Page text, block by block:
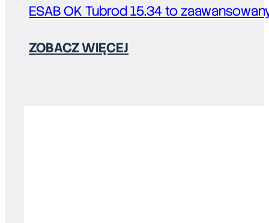
ESAB OK Tubrod 15.34 to
ZOBACZ WIĘCEJ